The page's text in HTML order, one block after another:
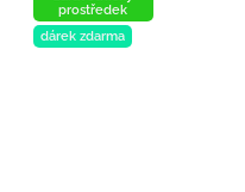
prostředek
dárek zdarma